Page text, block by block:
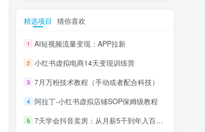
精选项目 猜你喜欢
1 AI短视频流量变现：APP拉新
2 小红书虚拟电商14天变现训练营
3 7月万粉技术教程（手动或者配合科技）
4 阿拉丁-小红书虚拟店铺SOP保姆级教程
5 7天学会抖音卖房：从月薪5千到年入百万，新时代房产经纪人必备技能